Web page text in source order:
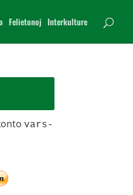
Felietonoj Interkulture
vars-